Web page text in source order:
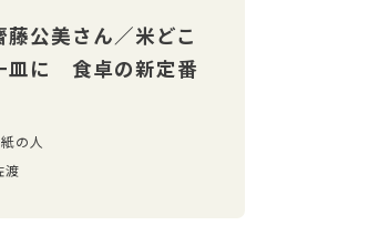
公美さん／米どこ
皿に 食卓の新定番
の人
渡